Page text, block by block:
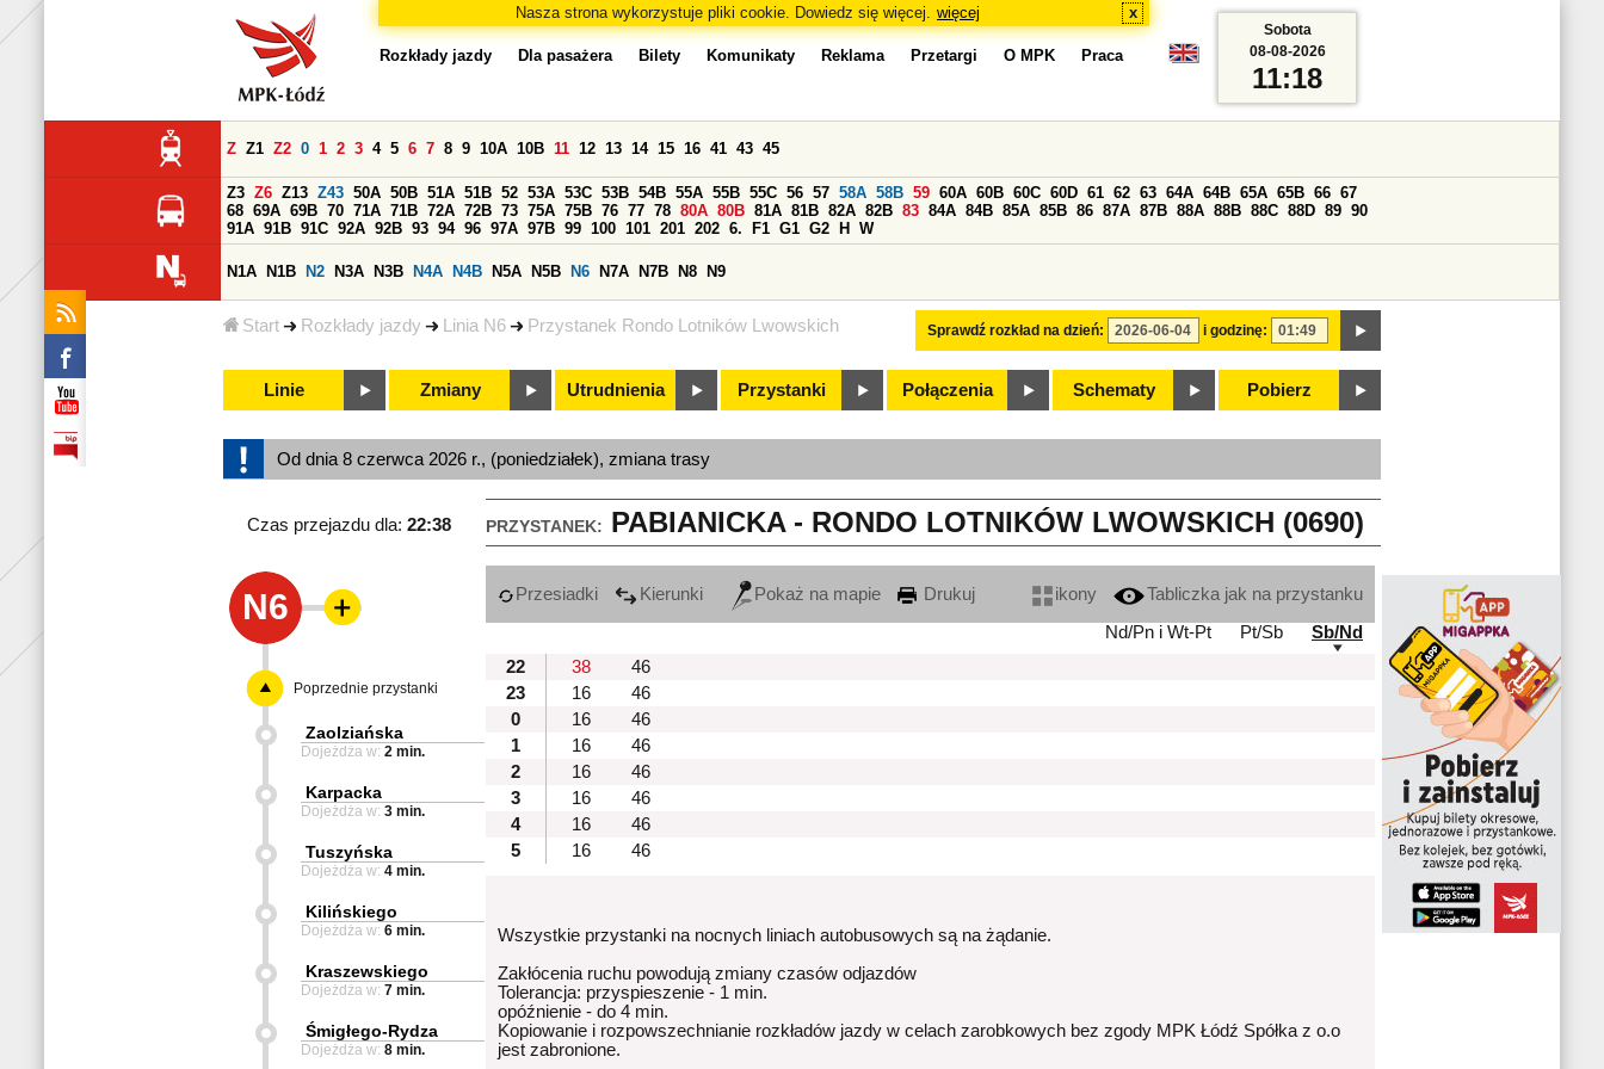
Nasza strona wykorzystuje pliki cookie. Dowiedz się więcej. więcej x
Start Rozkłady jazdy Linia N6 Przystanek Rondo Lotników Lwowskich
Rozkłady jazdy Dla pasażera Bilety Komunikaty Reklama Przetargi O MPK Praca
Sprawdź rozkład na dzień: i godzinę:
Z Z1 Z2 0 1 2 3 4 5 6 7 8 9 10A 10B 11 12 13 14 15 16 41 43 45
Z3 Z6 Z13 Z43 50A 50B 51A 51B 52 53A 53C 53B 54B 55A 55B 55C 56 57 58A 58B 59 60A 60B 60C 60D 61 62 63 64A 64B 65A 65B 66 67
68 69A 69B 70 71A 71B 72A 72B 73 75A 75B 76 77 78 80A 80B 81A 81B 82A 82B 83 84A 84B 85A 85B 86 87A 87B 88A 88B 88C 88D 89 90
91A 91B 91C 92A 92B 93 94 96 97A 97B 99 100 101 201 202 6. F1 G1 G2 H W
N1A N1B N2 N3A N3B N4A N4B N5A N5B N6 N7A N7B N8 N9
Linie Zmiany Utrudnienia Przystanki Połączenia Schematy Pobierz
Sobota
08-08-2026
11:18
Od dnia 8 czerwca 2026 r., (poniedziałek), zmiana trasy
PRZYSTANEK: PABIANICKA - RONDO LOTNIKÓW LWOWSKICH (0690)
Czas przejazdu dla: 22:38
N6 Przesiadki Kierunki Pokaż na mapie Drukuj ikony
Tabliczka jak na przystanku
Nd/Pn i Wt-Pt
Pt/Sb
Sb/Nd
22
38
46
23
16
46
0
16
46
1
16
46
2
16
46
3
16
46
4
16
46
5
16 46
Wszystkie przystanki na nocnych liniach autobusowych są na żądanie.
Zakłócenia ruchu powodują zmiany czasów odjazdów
Tolerancja: przyspieszenie - 1 min.
opóźnienie - do 4 min.
Kopiowanie i rozpowszechnianie rozkładów jazdy w celach zarobkowych bez zgody MPK Łódź Spółka z o.o
jest zabronione.
Poprzednie przystanki
Zaolziańska
Dojeżdża w: 2 min.
Karpacka
Dojeżdża w: 3 min.
Tuszyńska
Dojeżdża w: 4 min.
Kilińskiego
Dojeżdża w: 6 min.
Kraszewskiego
Dojeżdża w: 7 min.
Śmigłego-Rydza
Dojeżdża w: 8 min.